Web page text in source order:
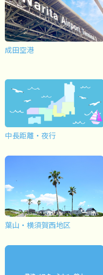
成田空港
中長距離・夜行
葉山・横須賀西地区